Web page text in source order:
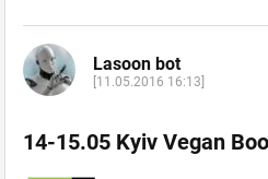
Lasoon bot
[11.05.2016 16:13]
14-15.05 Kyiv Vegan